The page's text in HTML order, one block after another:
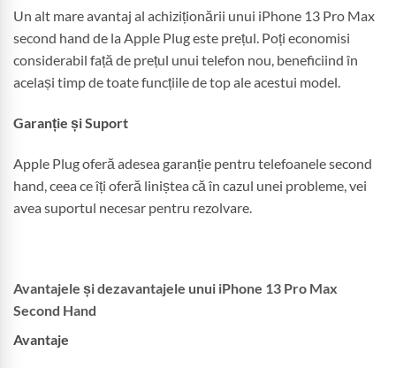
Un alt mare avantaj al achiziționării unui iPhone 13 Pro Max
second hand de la Apple Plug este prețul. Poți economisi
considerabil față de prețul unui telefon nou, beneficiind în
același timp de toate funcțiile de top ale acestui model.
Garanție și Suport
Apple Plug oferă adesea garanție pentru telefoanele second
hand, ceea ce îți oferă liniștea că în cazul unei probleme, vei
avea suportul necesar pentru rezolvare.
Avantajele și dezavantajele unui iPhone 13 Pro Max
Second Hand
Avantaje